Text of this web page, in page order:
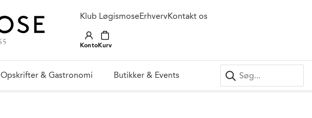
Klub LøgismoseErhvervKontakt os
KontoKurv
Opskrifter & Gastronomi Butikker & Events